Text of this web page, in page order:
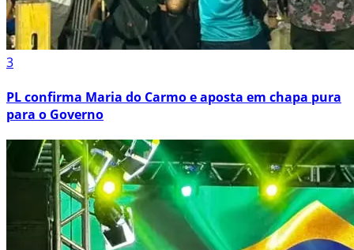
3
PL confirma Maria do Carmo e aposta em chapa pura
para o Governo